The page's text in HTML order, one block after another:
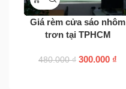
Giá rèm cửa sáo nhôm
trơn tại TPHCM
480.000₫ 300.000 ₫